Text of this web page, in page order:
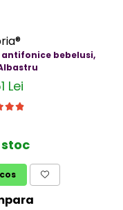
bebelusi,
Lei
stoc